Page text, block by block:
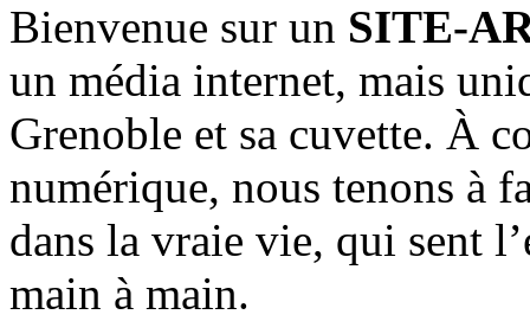
Bienvenue sur un SITE-
un média internet, mais
Grenoble et sa cuvette. À
numérique, nous tenons à
dans la vraie vie, qui sent
main à main.